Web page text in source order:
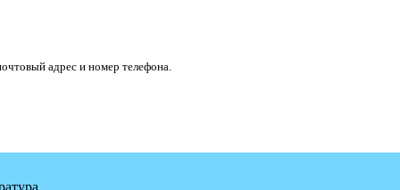
адрес и номер телефона.